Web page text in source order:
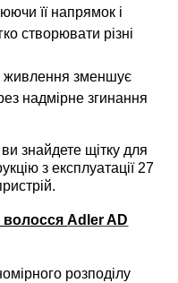
її напрямок і
створювати різні
живлення зменшує
надмірне згинання
знайдете щітку для
з експлуатації 27
волоссяAdler AD
розподілу